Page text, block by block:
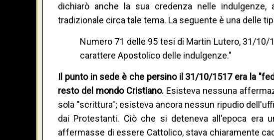
dichiarò anche la sua credenza nelle
tradizionale circa tale tema. La seguente è una delle
Numero 71 delle 95 tesi di Martin Lutero, 31/
carattere Apostolico delle indulgenze."
Il punto in sede è che persino il 31/10/1517 era la
resto del mondo Cristiano. Esisteva nessuna
sola "scrittura"; esisteva ancora nessun ripudio
dai Protestanti. Ciò che si deteneva all'epoca era
affermasse di essere Cattolico, stava chiaramente